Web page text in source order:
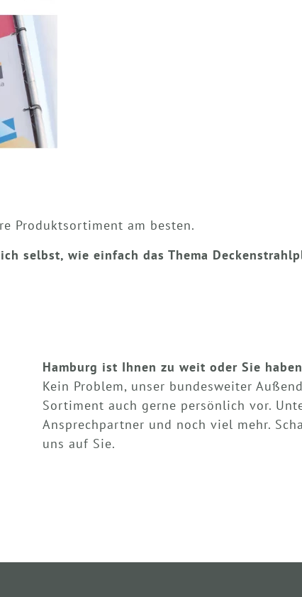
Produktsortiment am besten.
selbst, wie einfach das Thema
Hamburg ist Ihnen zu weit oder Sie
Kein Problem, unser bundesweiter
Sortiment auch gerne persönlich vor.
Ansprechpartner und noch viel mehr.
uns auf Sie.